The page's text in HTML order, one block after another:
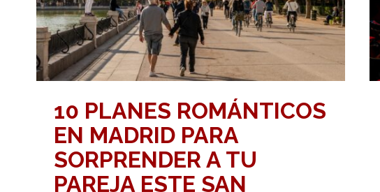
10 PLANES ROMÁNTICOS
EN MADRID PARA
SORPRENDER A TU
PAREJA ESTE SAN